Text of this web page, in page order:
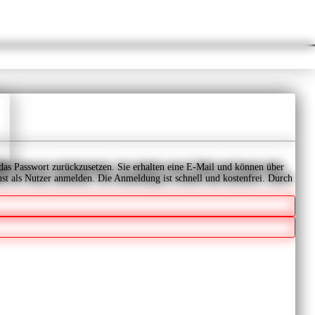
Passwort zurückzusetzen. Sie erhalten eine E-Mail und können über
als Nutzer anmelden. Die Anmeldung ist schnell und kostenfrei. Durch